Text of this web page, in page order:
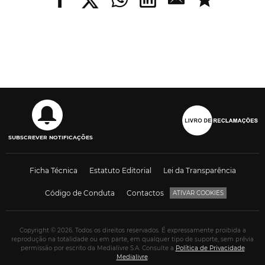
SUBSCREVER NOTIFICAÇÕES
Ficha Técnica Estatuto Editorial Lei da Transparência
Código de Conduta Contactos ATIVAR COOKIES
Copyright © 2026. Todos os direitos reservados. É expressamente proibida a
reprodução na totalidade ou em parte, em qualquer tipo de suporte, sem prévia
permissão por escrito da Medialivre S.A. Consulte a Política de Privacidade
Medialivre.